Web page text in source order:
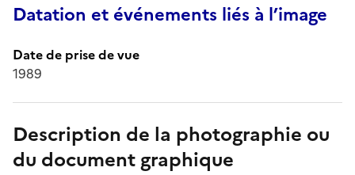
Datation et événements liés à l’image
Date de prise de vue
1989
Description de la photographie ou
du document graphique